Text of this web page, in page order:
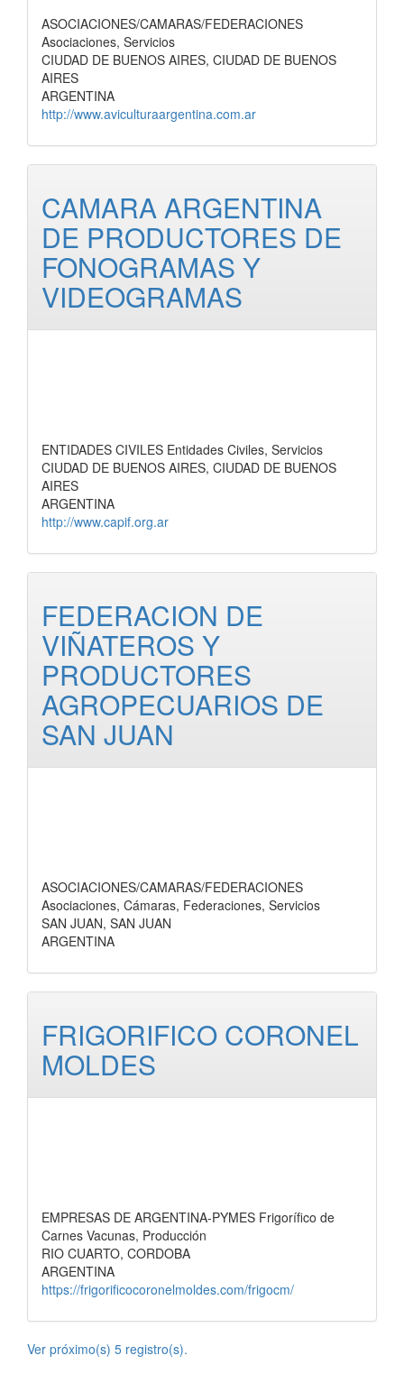
ASOCIACIONES/CAMARAS/FEDERACIONES
Asociaciones, Servicios
CIUDAD DE BUENOS AIRES, CIUDAD DE BUENOS
AIRES
ARGENTINA
http://www.aviculturaargentina.com.ar
CAMARA ARGENTINA
DE PRODUCTORES DE
FONOGRAMAS Y
VIDEOGRAMAS
ENTIDADES CIVILES Entidades Civiles, Servicios
CIUDAD DE BUENOS AIRES, CIUDAD DE BUENOS
AIRES
ARGENTINA
http://www.capif.org.ar
FEDERACION DE
VIÑATEROS Y
PRODUCTORES
AGROPECUARIOS DE
SAN JUAN
ASOCIACIONES/CAMARAS/FEDERACIONES
Asociaciones, Cámaras, Federaciones, Servicios
SAN JUAN, SAN JUAN
ARGENTINA
FRIGORIFICO CORONEL
MOLDES
EMPRESAS DE ARGENTINA-PYMES Frigorífico de
Carnes Vacunas, Producción
RIO CUARTO, CORDOBA
ARGENTINA
https://frigorificocoronelmoldes.com/frigocm/
Ver próximo(s) 5 registro(s).